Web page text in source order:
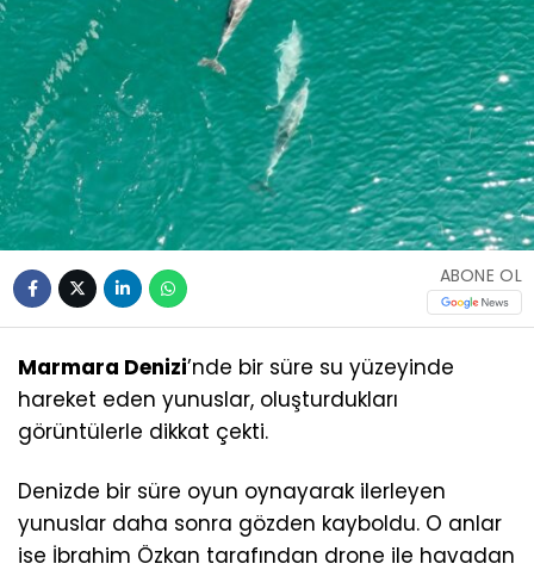
ABONE OL
Marmara Denizi’nde bir süre su yüzeyinde
hareket eden yunuslar, oluşturdukları
görüntülerle dikkat çekti.
Denizde bir süre oyun oynayarak ilerleyen
yunuslar daha sonra gözden kayboldu. O anlar
ise İbrahim Özkan tarafından drone ile havadan